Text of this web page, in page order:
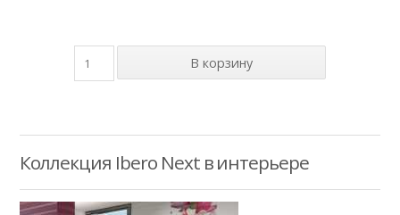
Коллекция Ibero Next в интерьере